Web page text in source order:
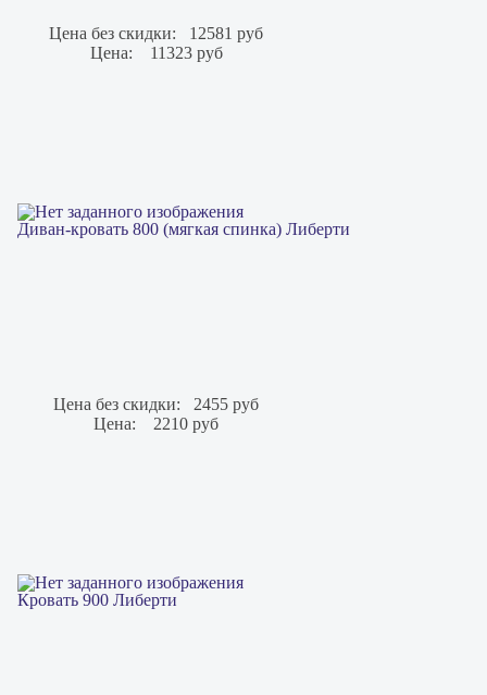
Цена без скидки:
12581 руб
Цена:
11323 руб
Диван-кровать 800 (мягкая спинка) Либерти
Цена без скидки:
2455 руб
Цена:
2210 руб
Кровать 900 Либерти